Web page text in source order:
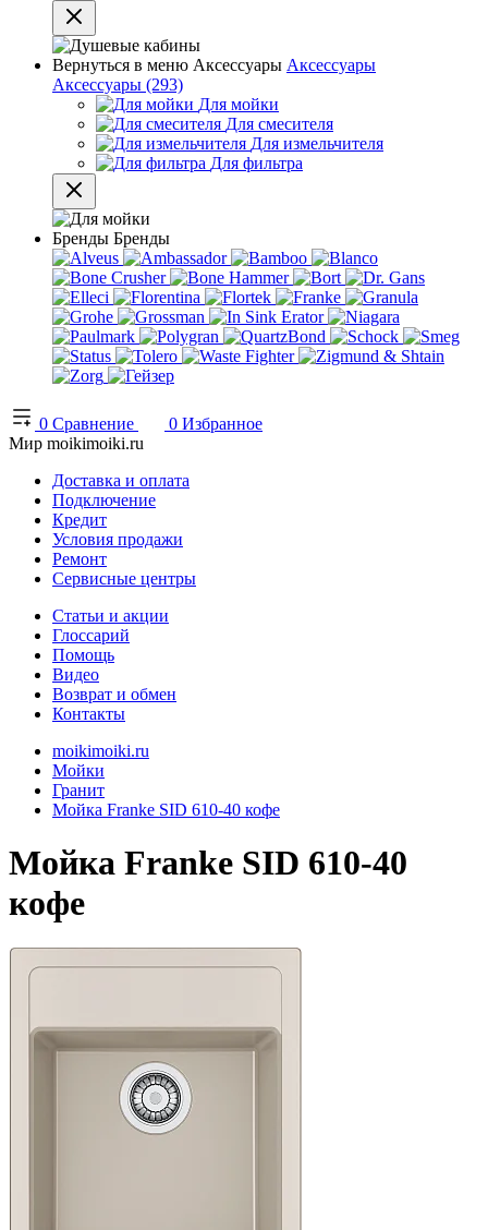
Вернуться в меню Аксессуары Аксессуары
Аксессуары (293)
Для мойки
Для смесителя
Для измельчителя
Для фильтра
Бренды Бренды
0 Сравнение 0 Избранное
Мир moikimoiki.ru
Доставка и оплата
Подключение
Кредит
Условия продажи
Ремонт
Сервисные центры
Статьи и акции
Глоссарий
Помощь
Видео
Возврат и обмен
Контакты
moikimoiki.ru
Мойки
Гранит
Мойка Franke SID 610-40 кофе
Мойка Franke SID 610-40
кофе